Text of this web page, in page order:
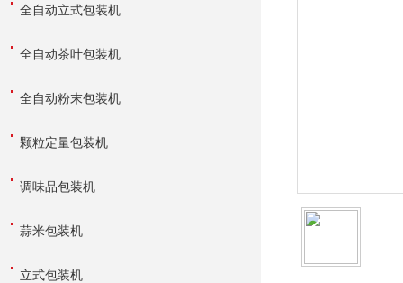
全自动立式包装机
全自动茶叶包装机
全自动粉末包装机
颗粒定量包装机
调味品包装机
蒜米包装机
立式包装机